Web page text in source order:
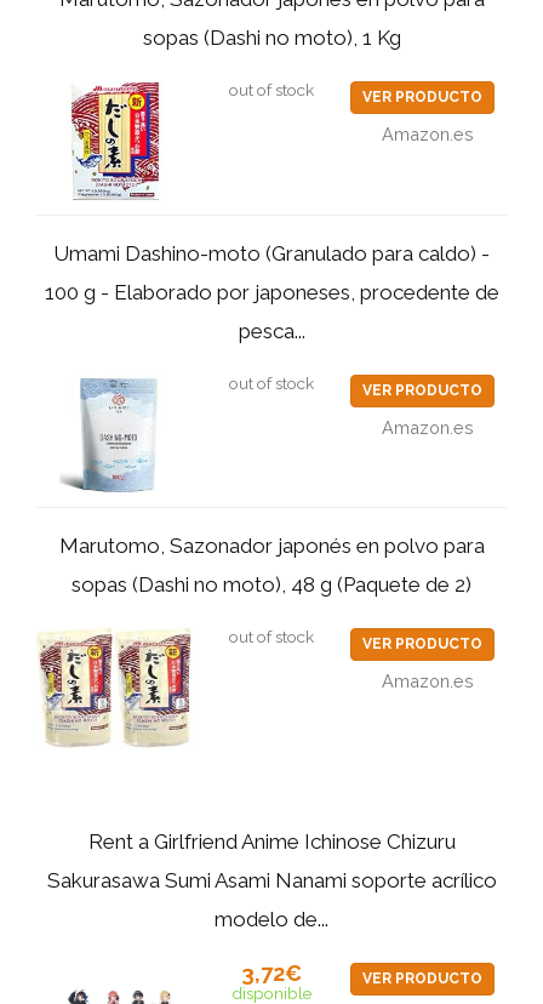
sopas (Dashi no moto), 1 Kg
out of stock VER PRODUCTO
Amazon.es
Umami Dashino-moto (Granulado para caldo) -
100 g - Elaborado por japoneses, procedente de
pesca...
out of stock VER PRODUCTO
Amazon.es
Marutomo, Sazonador japonés en polvo para
sopas (Dashi no moto), 48 g (Paquete de 2)
out of stock VER PRODUCTO
Amazon.es
Rent a Girlfriend Anime Ichinose Chizuru
Sakurasawa Sumi Asami Nanami soporte acrílico
modelo de...
3,72€
disponible
VER PRODUCTO